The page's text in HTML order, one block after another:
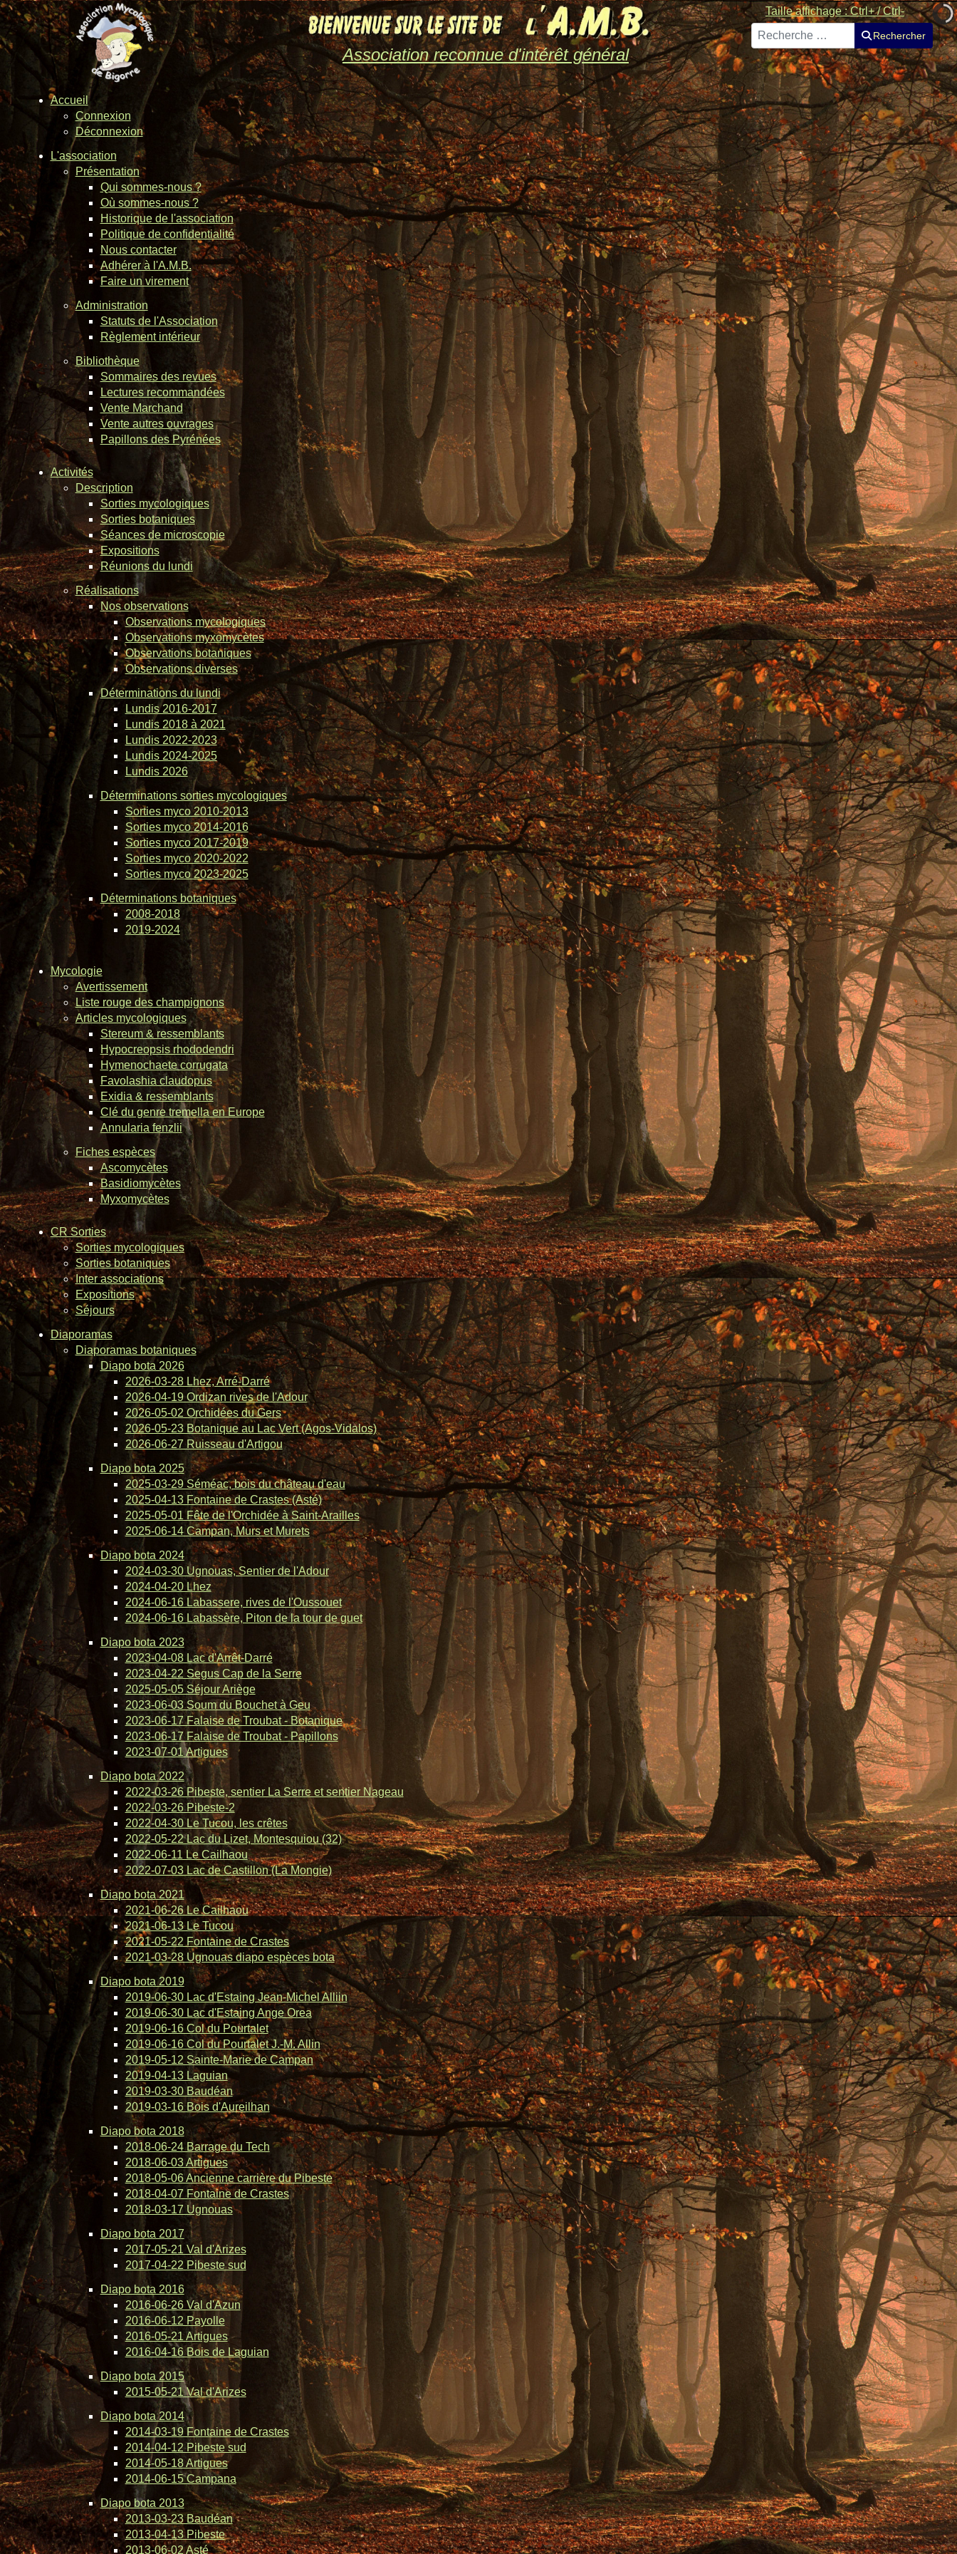
Association reconnue d'intérêt général
Taille affichage : Ctrl+ / Ctrl-
Rechercher
Rechercher
Accueil
Connexion
Déconnexion
L'association
Présentation
Qui sommes-nous ?
Où sommes-nous ?
Historique de l'association
Politique de confidentialité
Nous contacter
Adhérer à l'A.M.B.
Faire un virement
Administration
Statuts de l'Association
Règlement intérieur
Bibliothèque
Sommaires des revues
Lectures recommandées
Vente Marchand
Vente autres ouvrages
Papillons des Pyrénées
Activités
Description
Sorties mycologiques
Sorties botaniques
Séances de microscopie
Expositions
Réunions du lundi
Réalisations
Nos observations
Observations mycologiques
Observations myxomycètes
Observations botaniques
Observations diverses
Déterminations du lundi
Lundis 2016-2017
Lundis 2018 à 2021
Lundis 2022-2023
Lundis 2024-2025
Lundis 2026
Déterminations sorties mycologiques
Sorties myco 2010-2013
Sorties myco 2014-2016
Sorties myco 2017-2019
Sorties myco 2020-2022
Sorties myco 2023-2025
Déterminations botaniques
2008-2018
2019-2024
Mycologie
Avertissement
Liste rouge des champignons
Articles mycologiques
Stereum & ressemblants
Hypocreopsis rhododendri
Hymenochaete corrugata
Favolashia claudopus
Exidia & ressemblants
Clé du genre tremella en Europe
Annularia fenzlii
Fiches espèces
Ascomycètes
Basidiomycètes
Myxomycètes
CR Sorties
Sorties mycologiques
Sorties botaniques
Inter associations
Expositions
Séjours
Diaporamas
Diaporamas botaniques
Diapo bota 2026
2026-03-28 Lhez, Arré-Darré
2026-04-19 Ordizan rives de l'Adour
2026-05-02 Orchidées du Gers
2026-05-23 Botanique au Lac Vert (Agos-Vidalos)
2026-06-27 Ruisseau d'Artigou
Diapo bota 2025
2025-03-29 Séméac, bois du château d'eau
2025-04-13 Fontaine de Crastes (Asté)
2025-05-01 Fête de l'Orchidée à Saint-Arailles
2025-06-14 Campan, Murs et Murets
Diapo bota 2024
2024-03-30 Ugnouas, Sentier de l'Adour
2024-04-20 Lhez
2024-06-16 Labassere, rives de l'Oussouet
2024-06-16 Labassère, Piton de la tour de guet
Diapo bota 2023
2023-04-08 Lac d'Arrêt-Darré
2023-04-22 Segus Cap de la Serre
2025-05-05 Séjour Ariège
2023-06-03 Soum du Bouchet à Geu
2023-06-17 Falaise de Troubat - Botanique
2023-06-17 Falaise de Troubat - Papillons
2023-07-01 Artigues
Diapo bota 2022
2022-03-26 Pibeste, sentier La Serre et sentier Nageau
2022-03-26 Pibeste-2
2022-04-30 Le Tucou, les crêtes
2022-05-22 Lac du Lizet, Montesquiou (32)
2022-06-11 Le Cailhaou
2022-07-03 Lac de Castillon (La Mongie)
Diapo bota 2021
2021-06-26 Le Cailhaou
2021-06-13 Le Tucou
2021-05-22 Fontaine de Crastes
2021-03-28 Ugnouas diapo espèces bota
Diapo bota 2019
2019-06-30 Lac d'Estaing Jean-Michel Alliin
2019-06-30 Lac d'Estaing Ange Orea
2019-06-16 Col du Pourtalet
2019-06-16 Col du Pourtalet J.-M. Allin
2019-05-12 Sainte-Marie de Campan
2019-04-13 Laguian
2019-03-30 Baudéan
2019-03-16 Bois d'Aureilhan
Diapo bota 2018
2018-06-24 Barrage du Tech
2018-06-03 Artigues
2018-05-06 Ancienne carrière du Pibeste
2018-04-07 Fontaine de Crastes
2018-03-17 Ugnouas
Diapo bota 2017
2017-05-21 Val d'Arizes
2017-04-22 Pibeste sud
Diapo bota 2016
2016-06-26 Val d'Azun
2016-06-12 Payolle
2016-05-21 Artigues
2016-04-16 Bois de Laguian
Diapo bota 2015
2015-05-21 Val d'Arizes
Diapo bota 2014
2014-03-19 Fontaine de Crastes
2014-04-12 Pibeste sud
2014-05-18 Artigues
2014-06-15 Campana
Diapo bota 2013
2013-03-23 Baudéan
2013-04-13 Pibeste
2013-06-02 Asté